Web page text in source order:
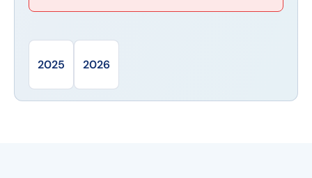
2025 2026